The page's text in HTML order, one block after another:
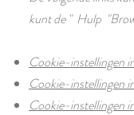
kunt de "Hulp
Cookie-instellingen
Cookie-instellingen
Cookie-instellingen